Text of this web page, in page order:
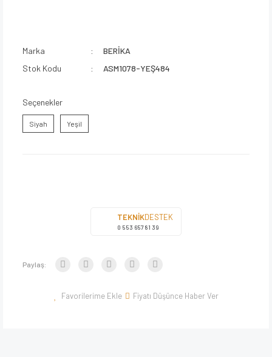
Marka
BERİKA
Stok Kodu
ASM1078-YEŞ484
Seçenekler
Siyah Yeşil
TEKNİKDESTEK
0 553 657 81 39
Paylaş:
Fiyatı Düşünce Haber Ver